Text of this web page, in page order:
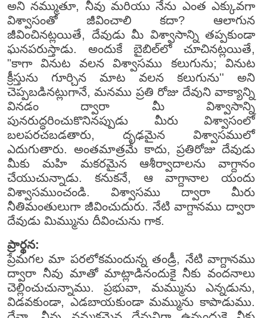
అని నమ్ముతూ, నీవు మరియు నేను ఎంత ఎక్కువగా
విశ్వాసంతో జీవించాలి కదా? ఆలాగున
జీవించినట్లయితే, దేవుడు మీ విశ్వాసాన్ని తప్పకుండా
ఘనపరుస్తాడు. అందుకే బైబిల్‌లో చూచినట్లయితే,
"కాగా వినుట వలన విశ్వాసము కలుగును; వినుట
క్రీస్తును గూర్చిన మాట వలన కలుగును'' అని
చెప్పబడినట్లుగానే, మనము ప్రతి రోజు దేవుని వాక్యాన్ని
వినడం ద్వారా మీ విశ్వాసాన్ని
పునరుద్ధరించుకొనినప్పుడు మీరు విశ్వాసంలో
బలపరచబడతారు, దృఢమైన విశ్వాసములో
ఎదుగుతారు. అంతమాత్రమే కాదు, ప్రతిరోజు దేవుడు
మీకు మహి మకరమైన ఆశీర్వాదాలను వాగ్దానం
చేయుచున్నాడు. కనుకనే, ఆ వాగ్దానాల యందు
విశ్వాసముంచండి. విశ్వాసము ద్వారా మీరు
నీతిమంతులుగా జీవించుదురు. నేటి వాగ్దానము ద్వారా
దేవుడు మిమ్మును దీవించును గాక.
ప్రార్థన:
ప్రేమగల మా పరలోకమందున్న తండ్రీ, నేటి వాగ్దానము
ద్వారా నీవు మాతో మాట్లాడినందుకై నీకు వందనాలు
చెల్లించుచున్నాము. ప్రభువా, మమ్మును ఎన్నడును,
విడవకుండా, ఎడబాయకుండా మమ్మును కాపాడుము.